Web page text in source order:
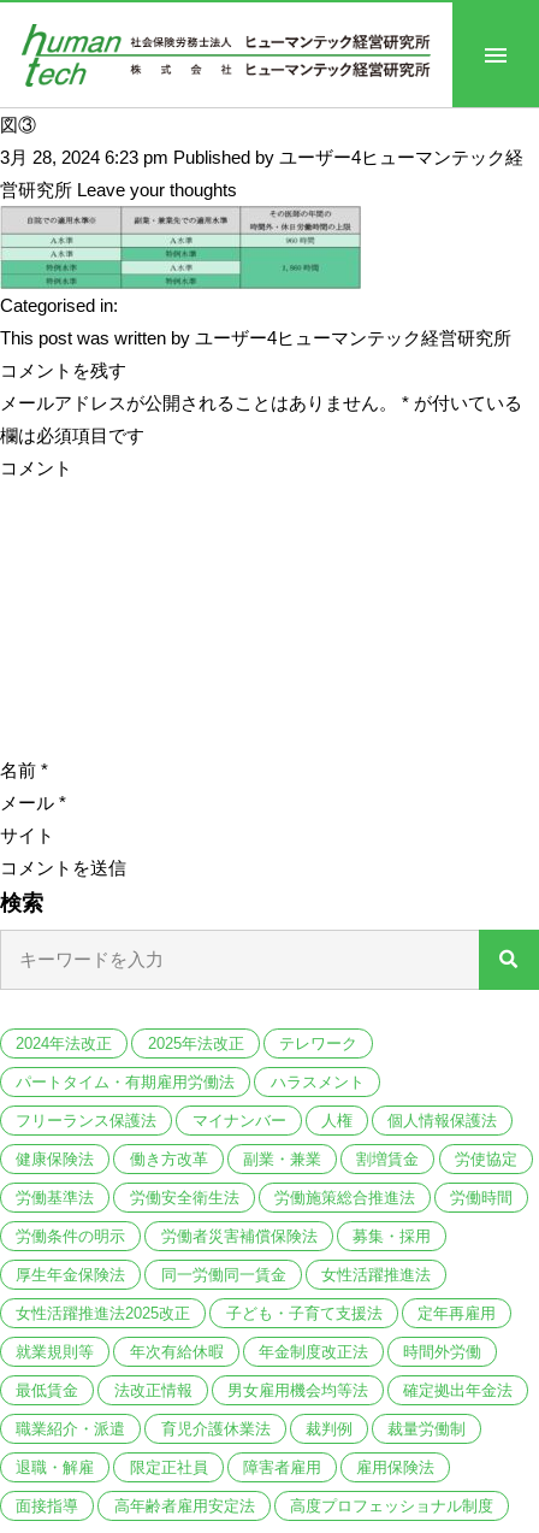
図③
3月 28, 2024 6:23 pm Published by ユーザー4ヒューマンテック経
営研究所 Leave your thoughts
Categorised in:
This post was written by ユーザー4ヒューマンテック経営研究所
コメントを残す
メールアドレスが公開されることはありません。
* が付いている
欄は必須項目です
コメント
名前 *
メール *
サイト
検索
2024年法改正 2025年法改正 テレワーク
パートタイム・有期雇用労働法 ハラスメント
フリーランス保護法 マイナンバー 人権 個人情報保護法
健康保険法 働き方改革 副業・兼業 割増賃金 労使協定
労働基準法 労働安全衛生法 労働施策総合推進法 労働時間
労働条件の明示 労働者災害補償保険法 募集・採用
厚生年金保険法 同一労働同一賃金 女性活躍推進法
女性活躍推進法2025改正 子ども・子育て支援法 定年再雇用
就業規則等 年次有給休暇 年金制度改正法 時間外労働
最低賃金 法改正情報 男女雇用機会均等法 確定拠出年金法
職業紹介・派遣 育児介護休業法 裁判例 裁量労働制
退職・解雇 限定正社員 障害者雇用 雇用保険法
面接指導 高年齢者雇用安定法 高度プロフェッショナル制度